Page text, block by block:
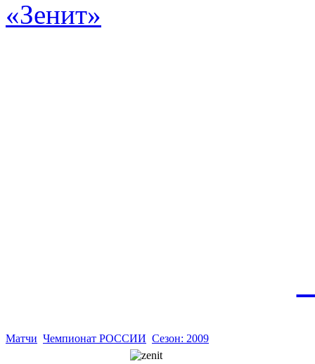
Матчи Чемпионат РОССИИ Сезон: 2009